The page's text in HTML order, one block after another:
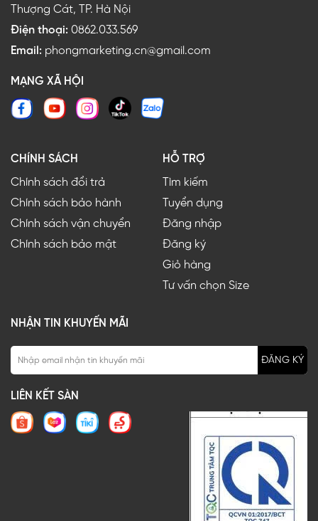
Thượng Cát, TP. Hà Nội
Điện thoại: 0862.033.569
Email: phongmarketing.cn@gmail.com
MẠNG XÃ HỘI
CHÍNH SÁCH
Chính sách đổi trả
Chính sách bảo hành
Chính sách vận chuyển
Chính sách bảo mật
HỖ TRỢ
Tìm kiếm
Tuyển dụng
Đăng nhập
Đăng ký
Giỏ hàng
Tư vấn chọn Size
NHẬN TIN KHUYẾN MÃI
ĐĂNG KÝ
LIÊN KẾT SÀN